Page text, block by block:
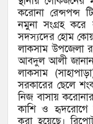
করোনা রেন্সপন্স
নমুনা সংগ্রহ করে
সদস্যদের হোম
লাকসাম উপজেলা
আবদুল আলী
লাকসাম
সরকারের ছেলে
নিজ বাসায়
কাশি ও হৃদরোগে
করা হয়েছে।